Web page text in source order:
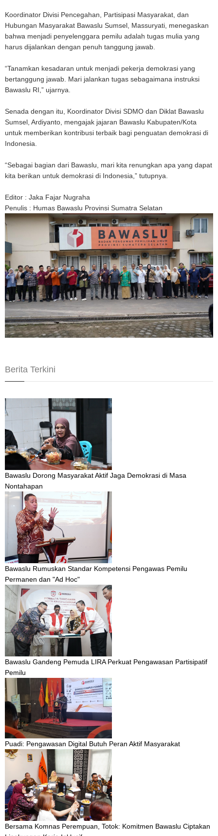
Koordinator Divisi Pencegahan, Partisipasi Masyarakat, dan
Hubungan Masyarakat Bawaslu Sumsel, Massuryati, menegaskan
bahwa menjadi penyelenggara pemilu adalah tugas mulia yang
harus dijalankan dengan penuh tanggung jawab.
“Tanamkan kesadaran untuk menjadi pekerja demokrasi yang
bertanggung jawab. Mari jalankan tugas sebagaimana instruksi
Bawaslu RI,” ujarnya.
Senada dengan itu, Koordinator Divisi SDMO dan Diklat Bawaslu
Sumsel, Ardiyanto, mengajak jajaran Bawaslu Kabupaten/Kota
untuk memberikan kontribusi terbaik bagi penguatan demokrasi di
Indonesia.
“Sebagai bagian dari Bawaslu, mari kita renungkan apa yang dapat
kita berikan untuk demokrasi di Indonesia,” tutupnya.
Editor : Jaka Fajar Nugraha
Penulis : Humas Bawaslu Provinsi Sumatra Selatan
Berita Terkini
Bawaslu Dorong Masyarakat Aktif Jaga Demokrasi di Masa
Nontahapan
Bawaslu Rumuskan Standar Kompetensi Pengawas Pemilu
Permanen dan "Ad Hoc"
Bawaslu Gandeng Pemuda LIRA Perkuat Pengawasan Partisipatif
Pemilu
Puadi: Pengawasan Digital Butuh Peran Aktif Masyarakat
Bersama Komnas Perempuan, Totok: Komitmen Bawaslu Ciptakan